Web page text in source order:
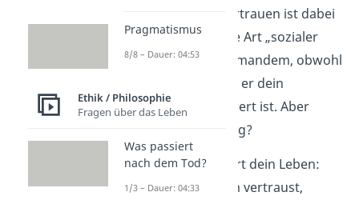
funktionieren kann. Vertrauen ist dabei
Vorschuss,also eine Art „sozialer
Kredit“. Du vertraust jemandem, obwohl
du noch nicht weißt, ob er dein
Vertrauen überhaupt wert ist. Aber
warum ist das so wichtig?
Vertrauen erleichtert dein Leben:
Wenn du jemandem vertraust,
Pragmatismus
8/8 – Dauer: 04:53
Ethik / Philosophie
Fragen über das Leben
Was passiert
nach dem Tod?
1/3 – Dauer: 04:33